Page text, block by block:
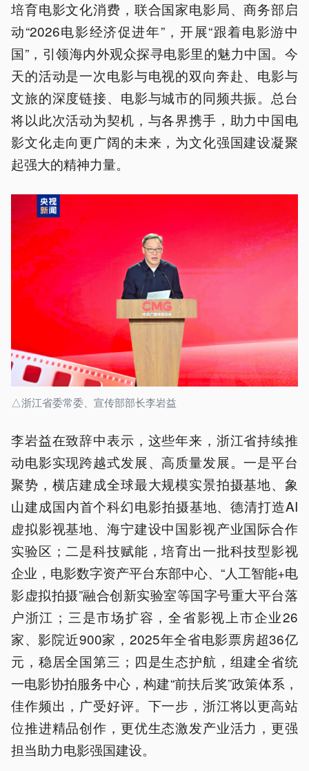
培育电影文化消费，联合国家电影局、商务部启
动“2026电影经济促进年”，开展“跟着电影游中
国”，引领海内外观众探寻电影里的魅力中国。今
天的活动是一次电影与电视的双向奔赴、电影与
文旅的深度链接、电影与城市的同频共振。总台
将以此次活动为契机，与各界携手，助力中国电
影文化走向更广阔的未来，为文化强国建设凝聚
起强大的精神力量。
△浙江省委常委、宣传部部长李岩益
李岩益在致辞中表示，这些年来，浙江省持续推
动电影实现跨越式发展、高质量发展。一是平台
聚势，横店建成全球最大规模实景拍摄基地、象
山建成国内首个科幻电影拍摄基地、德清打造AI
虚拟影视基地、海宁建设中国影视产业国际合作
实验区；二是科技赋能，培育出一批科技型影视
企业，电影数字资产平台东部中心、“人工智能+电
影虚拟拍摄”融合创新实验室等国字号重大平台落
户浙江；三是市场扩容，全省影视上市企业26
家、影院近900家，2025年全省电影票房超36亿
元，稳居全国第三；四是生态护航，组建全省统
一电影协拍服务中心，构建“前扶后奖”政策体系，
佳作频出，广受好评。下一步，浙江将以更高站
位推进精品创作，更优生态激发产业活力，更强
担当助力电影强国建设。